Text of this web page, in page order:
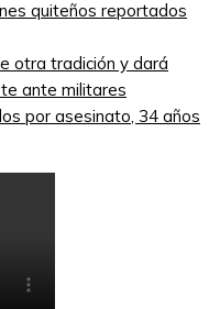
quiteños reportados
otra tradición y dará
ante militares
por asesinato, 34 años